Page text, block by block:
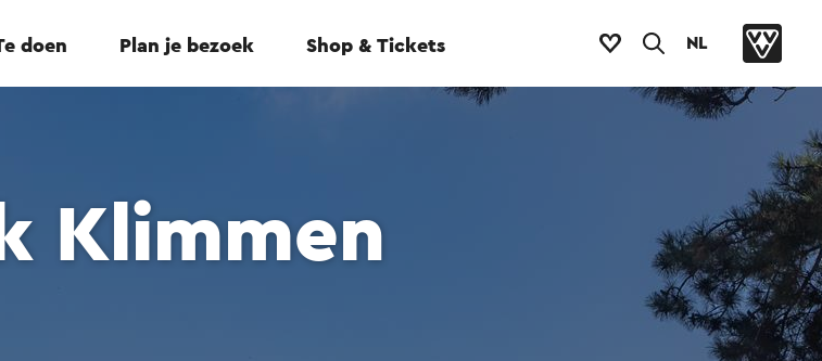
doen Plan je bezoek Shop & Tickets NL
Klimmen